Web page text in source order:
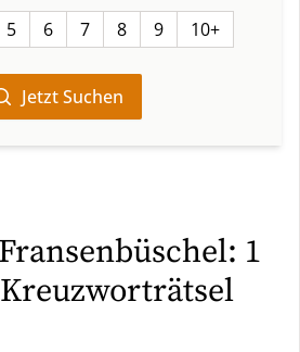
5 6 7 8 9 10+
Jetzt Suchen
1